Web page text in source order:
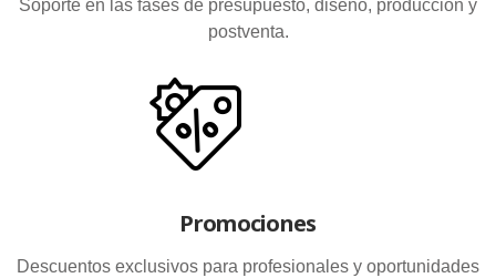
Soporte en las fases de presupuesto, diseño, producción y
postventa.
Promociones
Descuentos exclusivos para profesionales y oportunidades